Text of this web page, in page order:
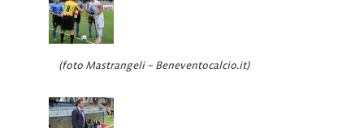
(foto Mastrangeli – Beneventocalcio.it)